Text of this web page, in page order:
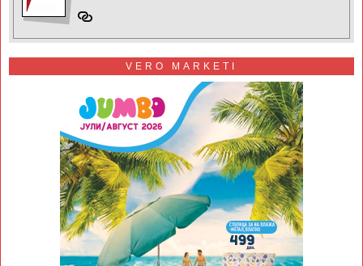
VERO MARKETI